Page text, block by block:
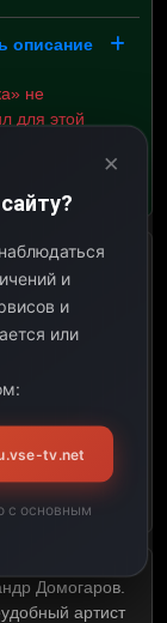
описание
не
для этой
пен салауат
01:00
описание
Домогаров.
артист
×
и
и
или
tv.net
с основным